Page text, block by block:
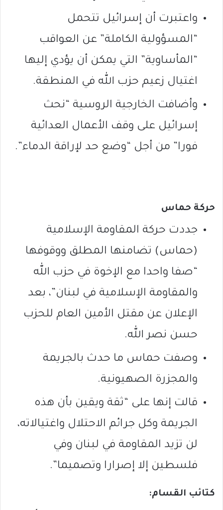
واعتبرت أن إسرائيل تتحمل
“المسؤولية الكاملة” عن العواقب
“المأساوية” التي يمكن أن يؤدي إليها
اغتيال زعيم حزب الله في المنطقة.
وأضافت الخارجية الروسية “نحث
إسرائيل على وقف الأعمال العدائية
فورا” من أجل “وضع حد لإراقة الدماء”.
حركة حماس
جددت حركة المقاومة الإسلامية
(حماس) تضامنها المطلق ووقوفها
“صفا واحدا مع الإخوة في حزب الله
والمقاومة الإسلامية في لبنان”، بعد
الإعلان عن مقتل الأمين العام للحزب
حسن نصر الله.
وصفت حماس ما حدث بالجريمة
والمجزرة الصهيونية.
قالت إنها على “ثقة ويقين بأن هذه
الجريمة وكل جرائم الاحتلال واغتيالاته،
لن تزيد المقاومة في لبنان وفي
فلسطين إلا إصرارا وتصميما”.
كتائب القسام: